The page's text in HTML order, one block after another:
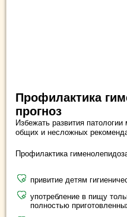
Профилактика
прогноз
Избежать развития
общих и несложных
Профилактика
привитие детям
употребление в пищу
полностью